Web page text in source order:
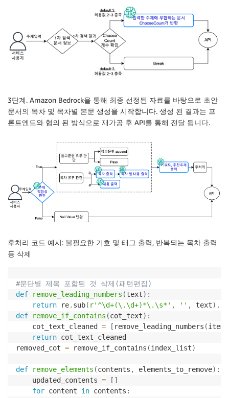
3단계. Amazon Bedrock을 통해 최종 선정된 자료를 바탕으로 초안
문서의 목차 및 목차별 본문 생성을 시작합니다. 생성 된 결과는 프
론트엔드와 협의 된 방식으로 재가공 후 API를 통해 전달 됩니다.
후처리 코드 예시: 불필요한 기호 및 태그 출력, 반복되는 목차 출력
등 삭제
#문단별 제목 포함된 것 삭제(패턴편집)
def
remove_leading_numbers (text) :
return re. sub( r'^\d+(\.\d+)*\.\s*' , '' , text) .
def
remove_if_contains (cot_text) :
    cot_text_cleaned
= [ remove_leading_numbers (item
return cot_text_cleaned
removed_cot = remove_if_contains (index_list)
def remove_elements (contents , elements_to_remove) :
    updated_contents
= [ ]
for content in contents :